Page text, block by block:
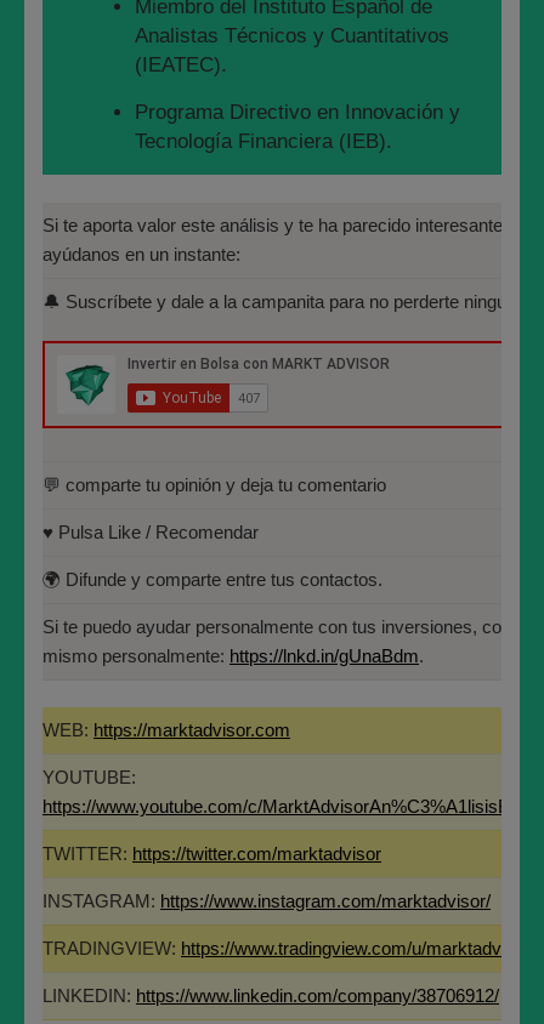
3,05€ por acción o mejor dicho en este caso, nuestro
precio ya está muy cerca de ese FIT.
RENDIMIENTO EN LLEIDA
NETWORKS EN DISTINTOS
ESPACIOS TEMPORALES
ESTRATEGIA DE INVERSIÓN
EN LLEIDA NETWORKS
Nosotros esta semana aumentamos la posición en
LLEIDANET y ya tenemos nuestra posición en 3,05€
por acción.
Aún vamos perdiendo, porque cerró el viernes en
1,68€, pero seguimos creyendo que el precio volverá
a:
–5.48€que es el38,2% de retroceso de Fibonacci
de todo el movimiento entre 11,80€ por acción y
los 1,58€ vistos esta semana.
– Y será mucho más fácil que el precio vuelva a los
3,53€ por acción, que corresponde al 19,1% de
Fibonacci,sin ser tan ambiciosos vamos a trabajar lo
Miembro del Instituto Español de
Analistas Técnicos y Cuantitativos
(IEATEC).
Programa Directivo en Innovación y
Tecnología Financiera (IEB).
Financieros (IEB): Autorizado por la
CNMV para el asesoramiento financiero
https://www.cnmv.es/portal/Titulos-
Especialista en Análisis Técnico y
Cuantitativo (IEB).
Universidad Politécnica de
Si te aporta valor este análisis y te ha parecido interesante, por
ayúdanos en un instante:
🔔 Suscríbete y dale a la campanita para no perderte ninguno
💬 comparte tu opinión y deja tu comentario
♥️ Pulsa Like / Recomendar
🌍 Difunde y comparte entre tus contactos.
Si te puedo ayudar personalmente con tus inversiones,
mismo personalmente: https://lnkd.in/gUnaBdm.
WEB: https://marktadvisor.com
YOUTUBE:
https://www.youtube.com/c/
TWITTER: https://twitter.com/marktadvisor
INSTAGRAM: https://www.instagram.com/marktadvisor/
TRADINGVIEW: https://www.tradingview.com/u/marktadvisor/
LINKEDIN: https://www.linkedin.com/company/38706912/